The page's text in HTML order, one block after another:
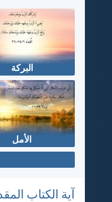
البركة
الأمل
آية الكتاب